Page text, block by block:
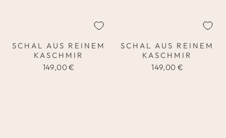
SCHAL AUS REINEM
KASCHMIR
149,00 €
SCHAL AUS REINEM
KASCHMIR
149,00 €